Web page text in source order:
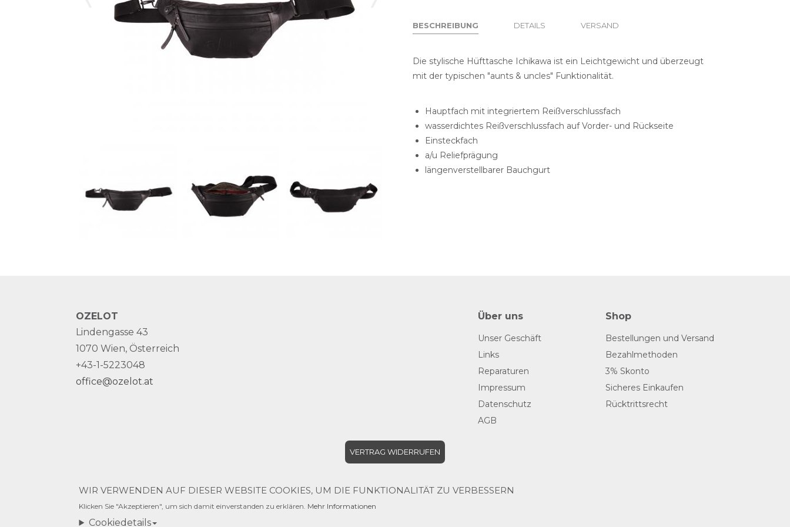
BESCHREIBUNG
(AKTIVER
DETAILS VERSAND
Die stylische Hüfttasche Ichikawa ist ein Leichtgewicht und überzeugt
mit der typischen "aunts & uncles" Funktionalität.
Hauptfach mit integriertem Reißverschlussfach
wasserdichtes Reißverschlussfach auf Vorder- und Rückseite
Einsteckfach
a/u Reliefprägung
längenverstellbarer Bauchgurt
OZELOT
Lindengasse 43
1070 Wien, Österreich
+43-1-5223048
office@ozelot.at
Über uns
Unser Geschäft
Links
Reparaturen
Impressum
Datenschutz
AGB
Shop
Bestellungen und Versand
Bezahlmethoden
3% Skonto
Sicheres Einkaufen
Rücktrittsrecht
VERTRAG WIDERRUFEN
©2020 OZELOT
created by s + thaler services gmbh
WIR VERWENDEN AUF DIESER WEBSITE COOKIES, UM DIE FUNKTIONALITÄT ZU VERBESSERN
Klicken Sie "Akzeptieren", um sich damit einverstanden zu erklären. Mehr Informationen
Cookiedetails